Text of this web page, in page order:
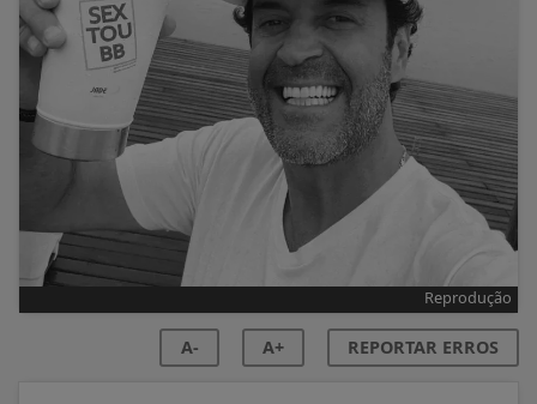
Reprodução
A- A+ REPORTAR ERROS